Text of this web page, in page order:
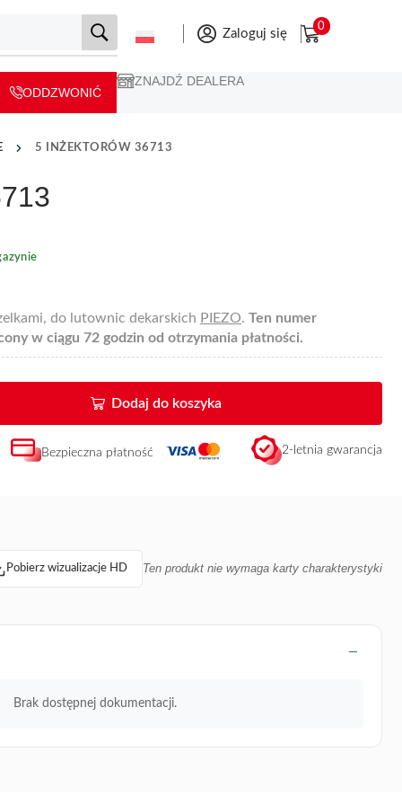
Zaloguj się
0
ODDZWONIĆ
ZNAJDŹ DEALERA
5 INŻEKTORÓW 36713
do lutownic dekarskich PIEZO. Ten numer
w ciągu 72 godzin od otrzymania płatności.
Dodaj do koszyka
Bezpieczna płatność 2-letnia gwarancja
Pobierz wizualizacje HD Ten produkt nie wymaga karty charakterystyki
Brak dostępnej dokumentacji.